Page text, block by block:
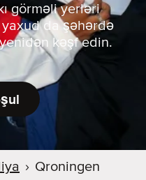
görməli yerləri
da şəhərdə
kəşf edin.
› Qroningen